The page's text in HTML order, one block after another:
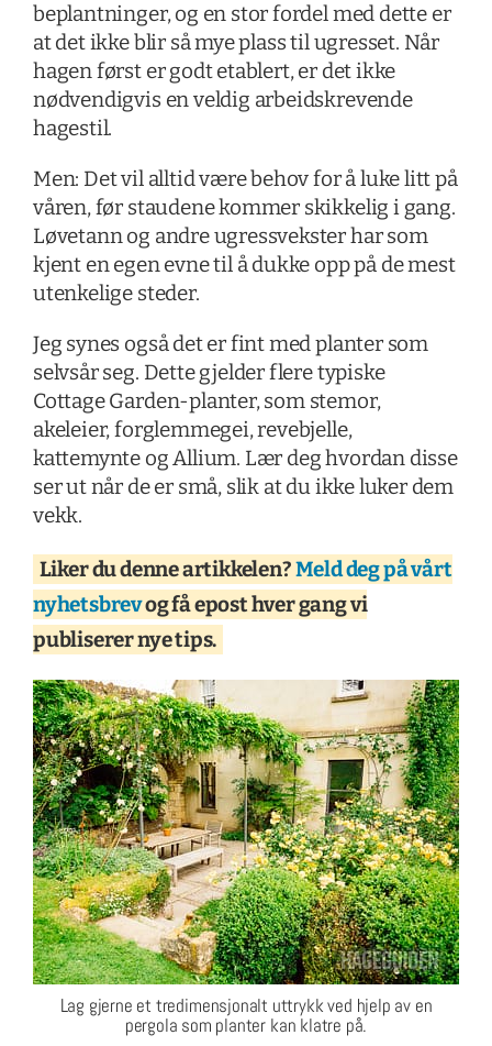
beplantninger, og en stor fordel med dette er
at det ikke blir så mye plass til ugresset. Når
hagen først er godt etablert, er det ikke
nødvendigvis en veldig arbeidskrevende
hagestil.
Men: Det vil alltid være behov for å luke litt på
våren, før staudene kommer skikkelig i gang.
Løvetann og andre ugressvekster har som
kjent en egen evne til å dukke opp på de mest
utenkelige steder.
Jeg synes også det er fint med planter som
selvsår seg. Dette gjelder flere typiske
Cottage Garden-planter, som stemor,
akeleier, forglemmegei, revebjelle,
kattemynte og Allium. Lær deg hvordan disse
ser ut når de er små, slik at du ikke luker dem
vekk.
Liker du denne artikkelen?Meld deg på vårt
nyhetsbrevog få epost hver gang vi
publiserer nye tips.
Lag gjerne et tredimensjonalt uttrykk ved hjelp av en
pergola som planter kan klatre på.